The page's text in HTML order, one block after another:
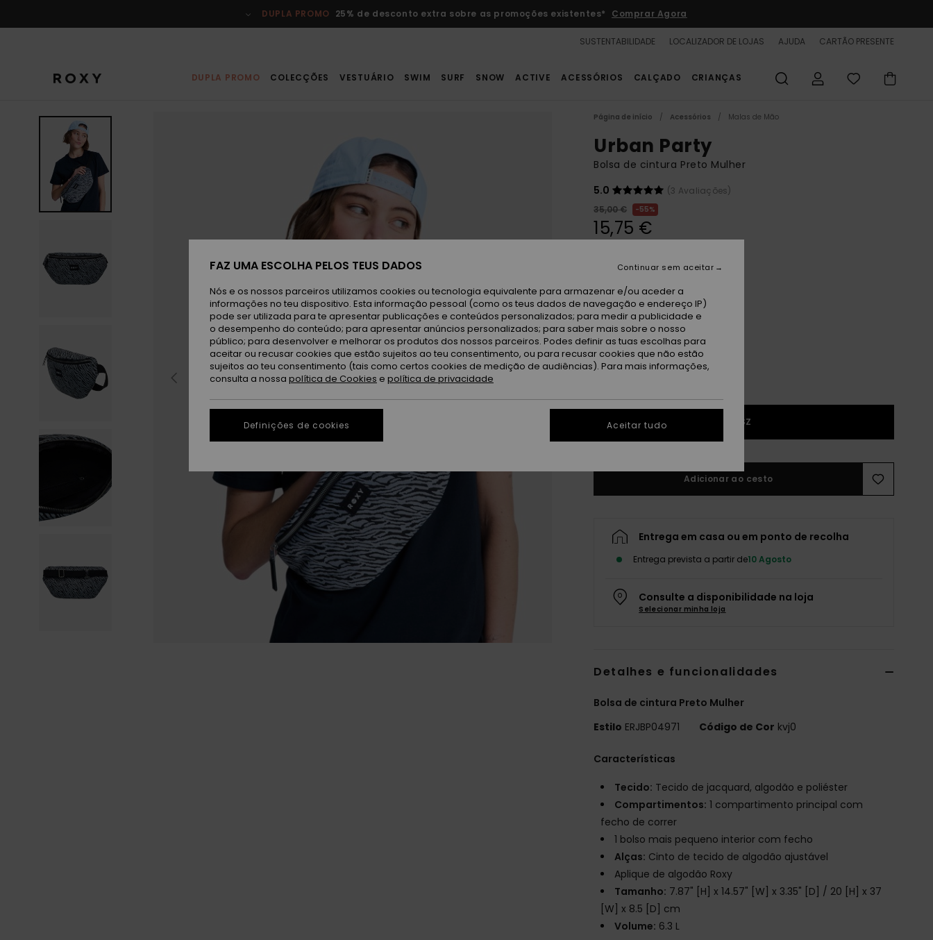
do
DUPLA PROMO 25% de desconto extra sobre as promoções existentes* Comprar Agora
SUSTENTABILIDADE LOCALIZADOR DE LOJAS AJUDA CARTÃO PRESENTE
DUPLA PROMO COLECÇÕES VESTUÁRIO SWIM SURF SNOW ACTIVE ACESSÓRIOS CALÇADO CRIANÇAS
Página de início Acessórios Malas de Mão
Urban Party
Bolsa de cintura Preto Mulher
5.0
(3 Avaliações)
35,00 €
55%
15,75 €
DUPLA PROMO 25% EXTRA
CorAnthracite
1SZ
Adicionar ao cesto
Entrega em casa ou em ponto de recolha
Entrega prevista a partir de10 Agosto
Consulte a disponibilidade na loja
Selecionar minha loja
Detalhes e funcionalidades
Bolsa de cintura Preto Mulher
Estilo ERJBP04971 Código de Cor kvj0
Características
Tecido: Tecido de jacquard, algodão e poliéster
Compartimentos: 1 compartimento principal com
fecho de correr
1 bolso mais pequeno interior com fecho
Alças: Cinto de tecido de algodão ajustável
Aplique de algodão Roxy
Tamanho: 7.87" [H] x 14.57" [W] x 3.35" [D] / 20 [H] x 37
[W] x 8.5 [D] cm
Volume: 6.3 L
FAZ UMA ESCOLHA PELOS TEUS DADOS
Nós e os nossos parceiros utilizamos cookies ou tecnologia equivalente para armazenar e/ou aceder a
informações no teu dispositivo. Esta informação pessoal (como os teus dados de navegação e endereço IP)
pode ser utilizada para te apresentar publicações e conteúdos personalizados; para medir a publicidade e
o desempenho do conteúdo; para apresentar anúncios personalizados; para saber mais sobre o nosso
público; para desenvolver e melhorar os produtos dos nossos parceiros. Podes definir as tuas escolhas para
aceitar ou recusar cookies que estão sujeitos ao teu consentimento, ou para recusar cookies que não estão
sujeitos ao teu consentimento (tais como certos cookies de medição de audiências). Para mais informações,
consulta a nossa política de Cookies e política de privacidade
Definições de cookies
Continuar sem aceitar
Aceitar tudo